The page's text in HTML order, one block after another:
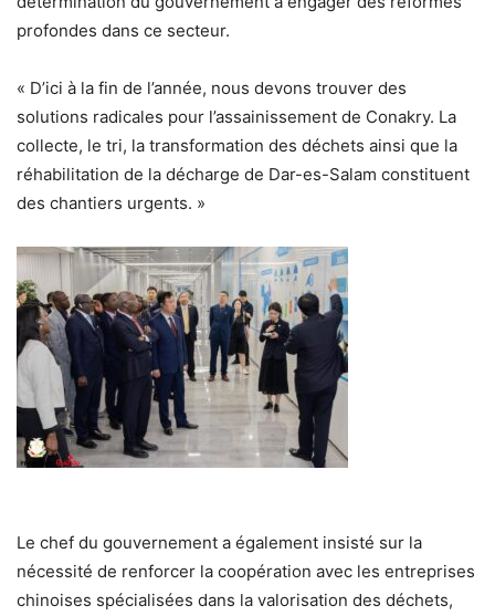
profondes dans ce secteur.
« D’ici à la fin de l’année, nous devons trouver des
solutions radicales pour l’assainissement de Conakry. La
collecte, le tri, la transformation des déchets ainsi que la
réhabilitation de la décharge de Dar-es-Salam constituent
des chantiers urgents. »
Le chef du gouvernement a également insisté sur la
nécessité de renforcer la coopération avec les entreprises
chinoises spécialisées dans la valorisation des déchets,